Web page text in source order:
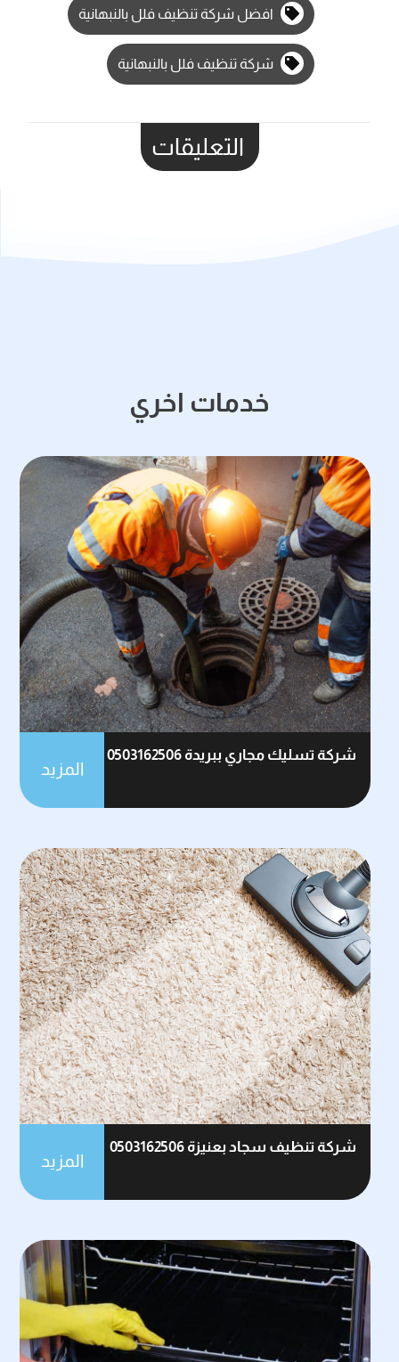
افضل شركة تنظيف فلل بالنبهانية
شركة تنظيف فلل بالنبهانية
التعليقات
خدمات اخري
شركة تسليك مجاري ببريدة 0503162506
المزيد
شركة تنظيف سجاد بعنيزة 0503162506
المزيد